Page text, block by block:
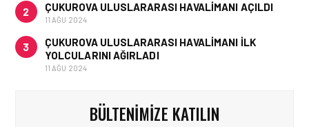
2 ÇUKUROVA ULUSLARARASI HAVALIMANI AÇILDI
11 AĞU 2024
3
ÇUKUROVA ULUSLARARASI HAVALIMANI İLK
YOLCULARINI AĞIRLADI
11 AĞU 2024
BÜLTENIMIZE KATILIN